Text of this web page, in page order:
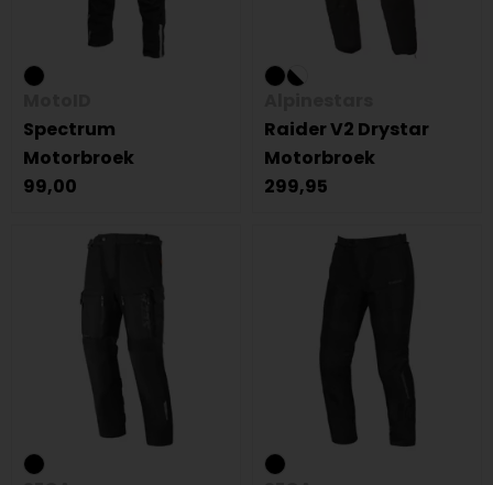
Spectrum
Motorbroek
99,00
Raider V2 Drystar
Motorbroek
299,95